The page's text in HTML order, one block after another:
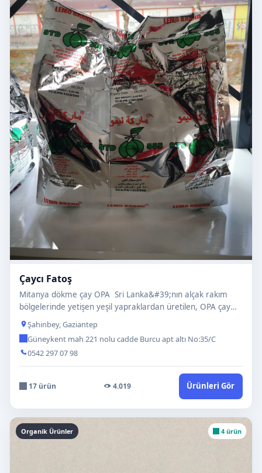
Çaycı Fatoş
Mitanya dökme çay OPA Sri Lanka&#39;nın alçak rakım
bölgelerinde yetişen yeşil yapraklardan üretilen, OPA çay
türünden…
Şahinbey, Gaziantep
Güneykent mah 221 nolu cadde Burcu apt altı No:35/C
0542 297 07 98
17 ürün 4.019 Ürünleri Gör
Organik Ürünler 4 ürün